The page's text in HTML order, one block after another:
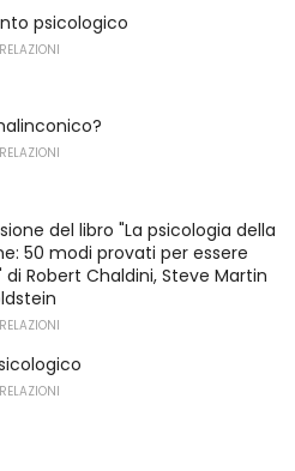
psicologico
del libro "La psicologia della
50 modi provati per essere
di Robert Chaldini, Steve Martin